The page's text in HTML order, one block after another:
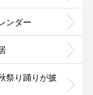
ンダー
祭り踊りが披